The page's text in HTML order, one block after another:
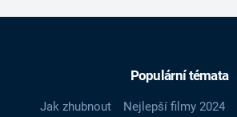
Populární témata
Jak zhubnout Nejlepší filmy 2024